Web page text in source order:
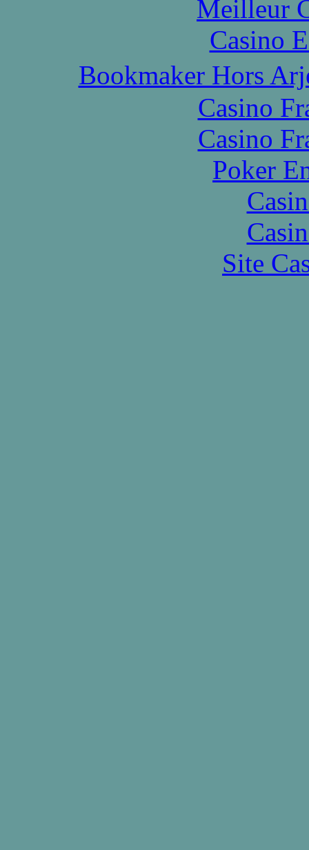
Meilleur
Casino
Bookmaker Hors
Casino
Casino
Poker
Site